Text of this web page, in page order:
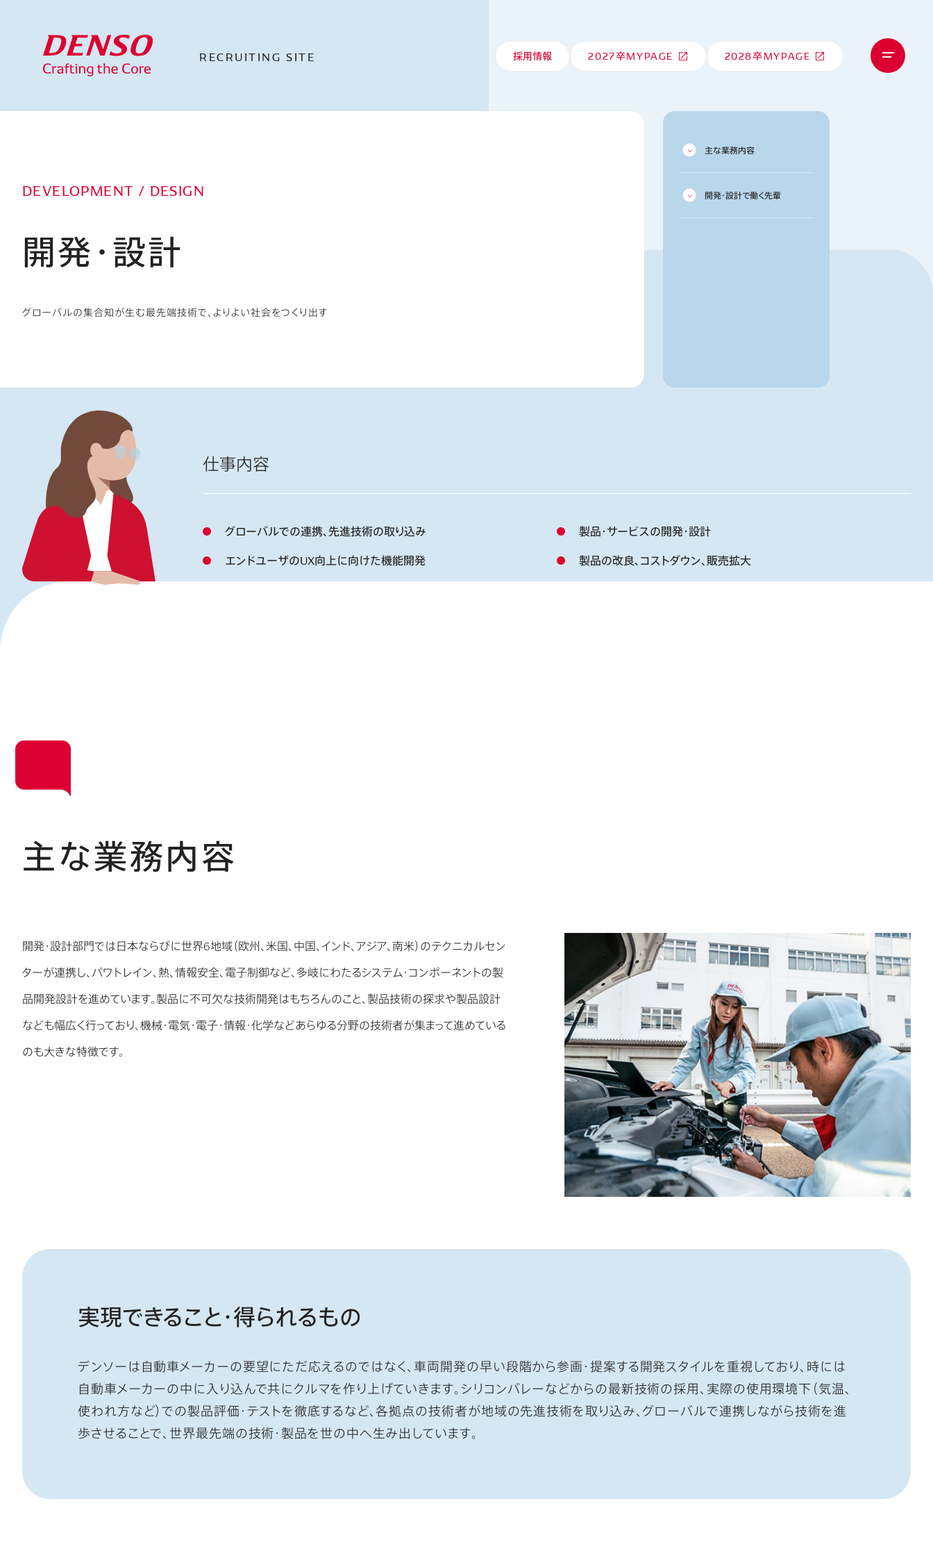
RECRUITINGSITE 採用情報 2027卒MYPAGE 2028卒MYPAGE
DEVELOPMENT / DESIGN
開発・設計
グローバルの集合知が生む最先端技術で、よりよい社会をつくり出す
主な業務内容
開発・設計で働く先輩
仕事内容
グローバルでの連携、先進技術の取り込み
製品・サービスの開発・設計
エンドユーザのUX向上に向けた機能開発
製品の改良、コストダウン、販売拡大
主な業務内容
開発・設計部門では日本ならびに世界6地域（欧州、米国、中国、インド、アジア、南米）のテクニカルセン
ターが連携し、パワトレイン、熱、情報安全、電子制御など、多岐にわたるシステム・コンポーネントの製
品開発設計を進めています。製品に不可欠な技術開発はもちろんのこと、製品技術の探求や製品設計
なども幅広く行っており、機械・電気・電子・情報・化学などあらゆる分野の技術者が集まって進めている
のも大きな特徴です。
実現できること・得られるもの
デンソーは自動車メーカーの要望にただ応えるのではなく、車両開発の早い段階から参画・提案する開発スタイルを重視しており、時には
自動車メーカーの中に入り込んで共にクルマを作り上げていきます。シリコンバレーなどからの最新技術の採用、実際の使用環境下（気温、
使われ方など）での製品評価・テストを徹底するなど、各拠点の技術者が地域の先進技術を取り込み、グローバルで連携しながら技術を進
歩させることで、世界最先端の技術・製品を世の中へ生み出しています。